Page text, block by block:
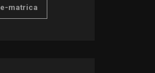
e-matrica